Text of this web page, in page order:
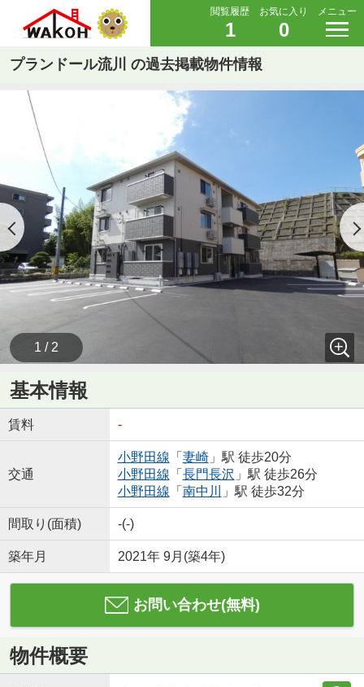
閲覧履歴
1
お気に入り
0
メニュー
プランドール流川 の過去掲載物件情報
1 / 2
基本情報
賃料 -
交通
小野田線 「 妻崎」駅 徒歩20分
小野田線 「 長門長沢 」駅 徒歩26分
小野田線 「 南中川 」駅 徒歩32分
間取り(面積) -(-)
築年月 2021年 9月(築4年)
お問い合わせ(無料)
物件概要